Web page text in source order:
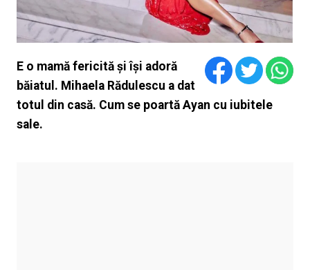
E o mamă fericită și își adoră
băiatul. Mihaela Rădulescu a dat
totul din casă. Cum se poartă Ayan cu iubitele
sale.